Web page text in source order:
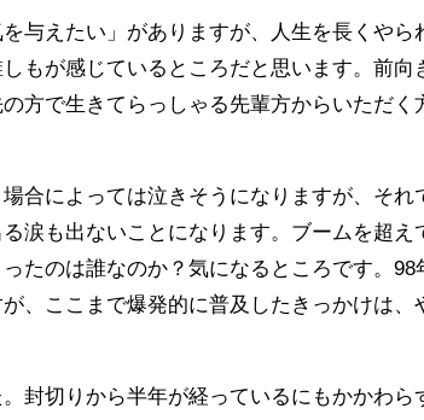
与えたい」がありますが、人生を長くやら
もが感じているところだと思います。前向
方で生きてらっしゃる先輩方からいただく
合によっては泣きそうになりますが、それ
涙も出ないことになります。ブームを超え
たのは誰なのか？気になるところです。98
、ここまで爆発的に普及したきっかけは、
封切りから半年が経っているにもかかわら